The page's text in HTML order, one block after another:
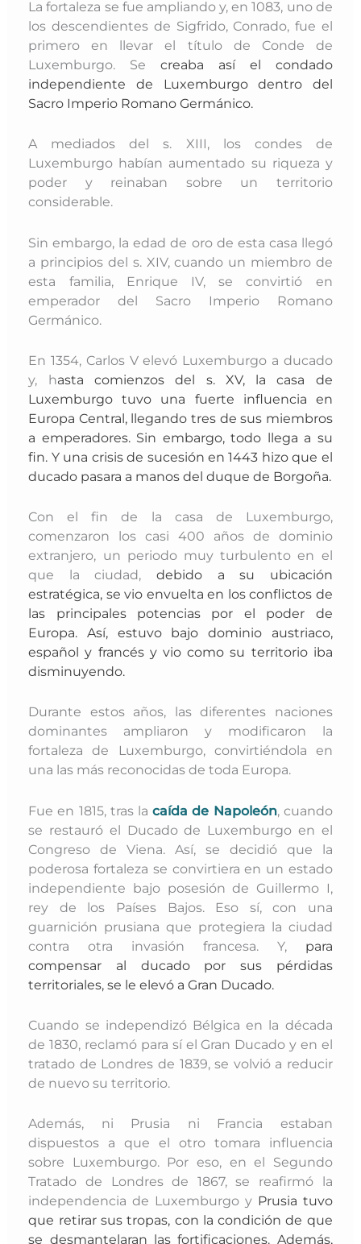
La fortaleza se fue ampliando y, en 1083, uno de
los descendientes de Sigfrido, Conrado, fue el
primero en llevar el título de Conde de
Luxemburgo. Secreaba así el condado
independiente de Luxemburgo dentro del
Sacro Imperio Romano Germánico.
A mediados del s. XIII, los condes de
Luxemburgo habían aumentado su riqueza y
poder y reinaban sobre un territorio
considerable.
Sin embargo, la edad de oro de esta casa llegó
a principios del s. XIV, cuando un miembro de
esta familia, Enrique IV, se convirtió en
emperador del Sacro Imperio Romano
Germánico.
En 1354, Carlos V elevó Luxemburgo a ducado
y, hasta comienzos del s. XV, la casa de
Luxemburgo tuvo una fuerte influencia en
Europa Central, llegando tres de sus miembros
a emperadores. Sin embargo, todo llega a su
fin. Y una crisis de sucesión en 1443 hizo que el
ducado pasara a manos del duque de Borgoña.
Con el fin de la casa de Luxemburgo,
comenzaron los casi 400 años de dominio
extranjero, un periodo muy turbulento en el
que la ciudad, debido a su ubicación
estratégica, se vio envuelta en los conflictos de
las principales potencias por el poder de
Europa. Así, estuvo bajo dominio austriaco,
español y francés y vio como su territorio iba
disminuyendo.
Durante estos años, las diferentes naciones
dominantes ampliaron y modificaron la
fortaleza de Luxemburgo, convirtiéndola en
una las más reconocidas de toda Europa.
Fue en 1815, tras lacaída de Napoleón, cuando
se restauró el Ducado de Luxemburgo en el
Congreso de Viena. Así, se decidió que la
poderosa fortaleza se convirtiera en un estado
independiente bajo posesión de Guillermo I,
rey de los Países Bajos. Eso sí, con una
guarnición prusiana que protegiera la ciudad
contra otra invasión francesa. Y, para
compensar al ducado por sus pérdidas
territoriales, se le elevó a Gran Ducado.
Cuando se independizó Bélgica en la década
de 1830, reclamó para sí el Gran Ducado y en el
tratado de Londres de 1839, se volvió a reducir
de nuevo su territorio.
Además, ni Prusia ni Francia estaban
dispuestos a que el otro tomara influencia
sobre Luxemburgo. Por eso, en el Segundo
Tratado de Londres de 1867, se reafirmó la
independencia de Luxemburgo yPrusia tuvo
que retirar sus tropas, con la condición de que
se desmantelaran las fortificaciones. Además,